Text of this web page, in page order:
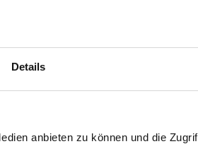
Details
anbieten zu können und die
LUCIUS GERIG
Divisionsleiter Schweiz